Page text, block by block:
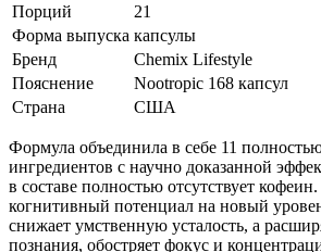
Порций
21
Форма выпуска капсулы
Бренд
Chemix Lifestyle
Пояснение
Nootropic 168 капсул
Страна
США
Формула объединила в себе 11
ингредиентов с научно доказанной
в составе полностью отсутствует
когнитивный потенциал на новый
снижает умственную усталость, а
познания, обостряет фокус и